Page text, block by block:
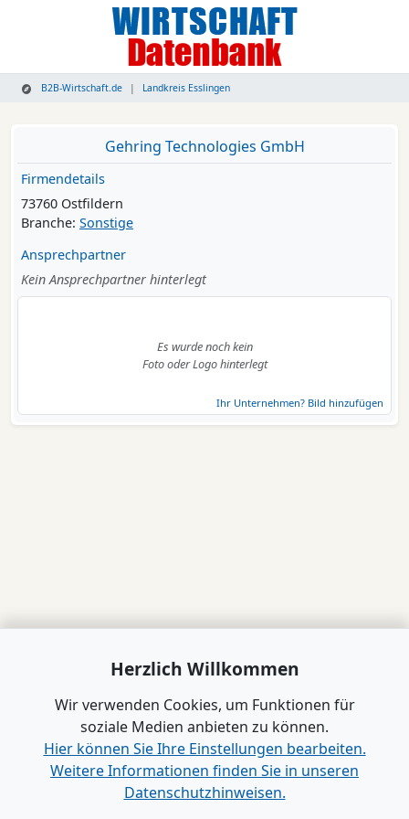
B2B-Wirtschaft.de Landkreis Esslingen
Gehring Technologies GmbH
Firmendetails
73760 Ostfildern
Branche: Sonstige
Ansprechpartner
Kein Ansprechpartner hinterlegt
Es wurde noch kein
Foto oder Logo hinterlegt
Ihr Unternehmen? Bild hinzufügen
Herzlich Willkommen
Wir verwenden Cookies, um Funktionen für
soziale Medien anbieten zu können.
Hier können Sie Ihre Einstellungen bearbeiten.
Weitere Informationen finden Sie in unseren
Datenschutzhinweisen.